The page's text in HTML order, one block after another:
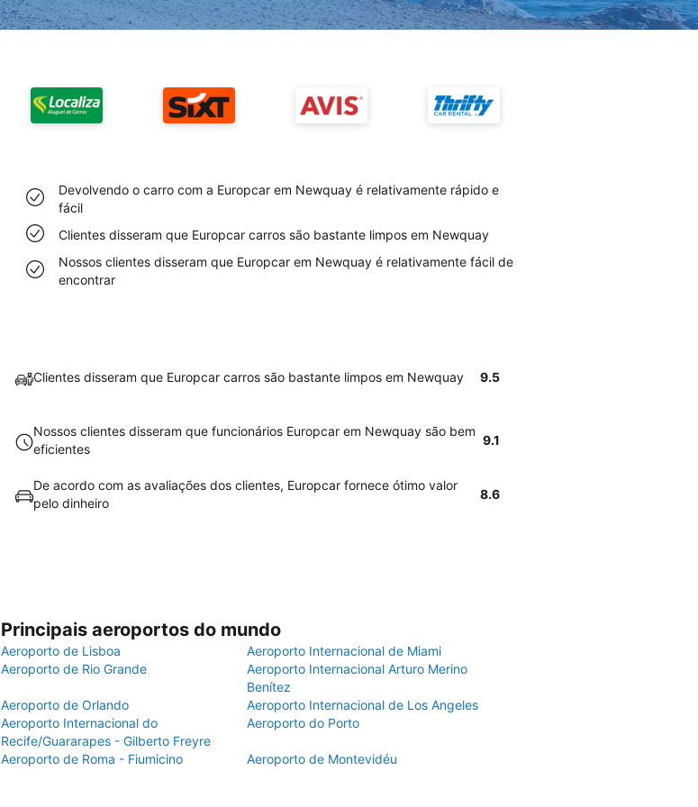
Devolvendo o carro com a Europcar em Newquay é relativamente rápido e
fácil
Clientes disseram que Europcar carros são bastante limpos em Newquay
Nossos clientes disseram que Europcar em Newquay é relativamente fácil de
encontrar
Clientes disseram que Europcar carros são bastante limpos em Newquay 9.5
Nossos clientes disseram que funcionários Europcar em Newquay são bem
eficientes
9.1
De acordo com as avaliações dos clientes, Europcar fornece ótimo valor
pelo dinheiro
8.6
Principais aeroportos do mundo
Aeroporto de Lisboa
Aeroporto Internacional de Miami
Aeroporto de Rio Grande
Aeroporto Internacional Arturo Merino
Benítez
Aeroporto de Orlando
Aeroporto Internacional de Los Angeles
Aeroporto Internacional do
Recife/Guararapes - Gilberto Freyre
Aeroporto do Porto
Aeroporto de Roma - Fiumicino Aeroporto de Montevidéu